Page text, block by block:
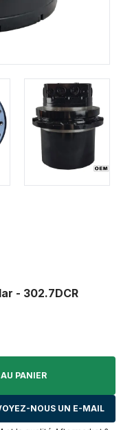
- 302.7DCR
PANIER
NOUS UN E-MAIL